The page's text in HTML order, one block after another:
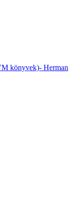
könyvek)- Herman